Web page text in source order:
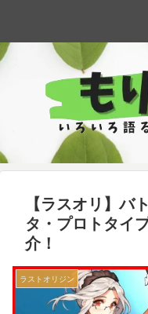
【ラスオリ】バ
タ・プロトタイ
介！
ラストオリジン